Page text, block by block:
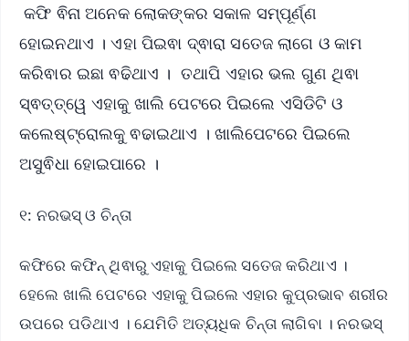
କଫି ଵିନା ଅନେକ ଲୋକଙ୍କର ସକାଳ ସମ୍ପୂର୍ଣ୍ଣ
ହୋଇନଥାଏ । ଏହା ପିଇଵା ଦ୍ଵାରା ସତେଜ ଲାଗେ ଓ କାମ
କରିଵାର ଇଛା ଵଢିଥାଏ । ତଥାପି ଏହାର ଭଲ ଗୁଣ ଥିଵା
ସ୍ଵତ୍ତ୍ୱେ ଏହାକୁ ଖାଲି ପେଟରେ ପିଇଲେ ଏସିଡିଟି ଓ
କଲେଷ୍ଟ୍ରୋଲକୁ ଵଢାଇଥାଏ । ଖାଲିପେଟରେ ପିଇଲେ
ଅସୁଵିଧା ହୋଇପାରେ ।
୧: ନରଭସ୍ ଓ ଚିନ୍ତା
କଫିରେ କଫିନ୍ ଥିଵାରୁ ଏହାକୁ ପିଇଲେ ସତେଜ କରିଥାଏ ।
ହେଲେ ଖାଲି ପେଟରେ ଏହାକୁ ପିଇଲେ ଏହାର କୁପ୍ରଭାବ ଶରୀର
ଉପରେ ପଡିଥାଏ । ଯେମିତି ଅତ୍ୟଧିକ ଚିନ୍ତା ଲାଗିବା । ନରଭସ୍